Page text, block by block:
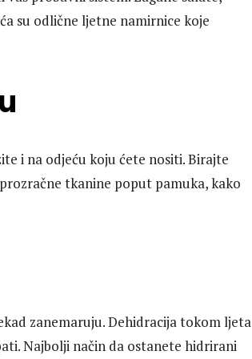
su odlične ljetne namirnice koje
i na odjeću koju ćete nositi. Birajte
tkanine poput pamuka, kako
zanemaruju. Dehidracija tokom ljeta
Najbolji način da ostanete hidrirani